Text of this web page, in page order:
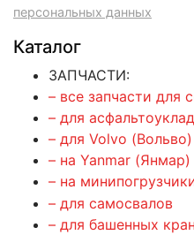
персональных данных
Каталог
ЗАПЧАСТИ:
– все запчасти для
– для
– для Volvo (Вольво)
– на Yanmar (Янмар)
– на
– для самосвалов
– для башенных